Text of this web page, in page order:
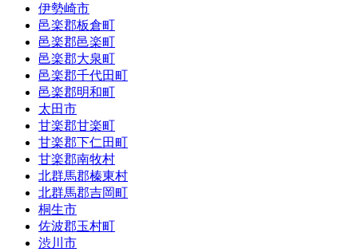
伊勢崎市
邑楽郡板倉町
邑楽郡邑楽町
邑楽郡大泉町
邑楽郡千代田町
邑楽郡明和町
太田市
甘楽郡甘楽町
甘楽郡下仁田町
甘楽郡南牧村
北群馬郡榛東村
北群馬郡吉岡町
桐生市
佐波郡玉村町
渋川市